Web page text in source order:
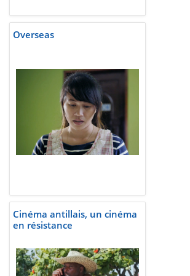
Overseas
Cinéma antillais, un cinéma
en résistance